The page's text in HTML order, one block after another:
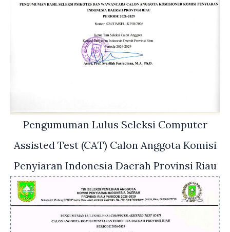
Pengumuman Lulus Seleksi Computer
Assisted Test (CAT) Calon Anggota Komisi
Penyiaran Indonesia Daerah Provinsi Riau